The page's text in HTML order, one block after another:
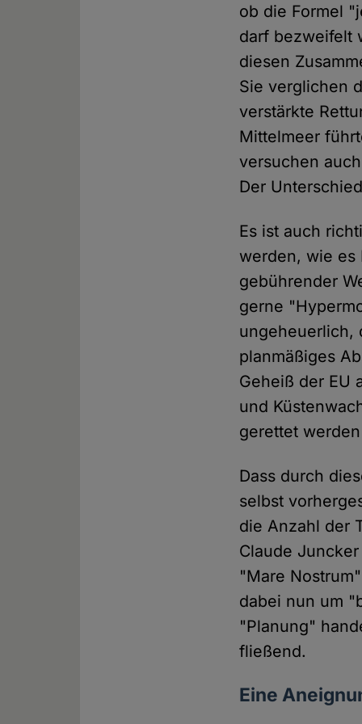
ob die Formel
darf bezweifelt
diesen
Sie verglichen
verstärkte
Mittelmeer
versuchen
Der
Es ist auch
werden, wie es
gebührender
gerne
ungeheuerlich,
planmäßiges
Geheiß der EU
und
gerettet
Dass durch
selbst
die Anzahl der
Claude
"Mare
dabei nun um
"Planung"
fließend.
Eine